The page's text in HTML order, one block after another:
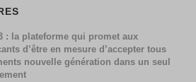
: la plateforme qui promet aux
d’être en mesure d’accepter tous
nouvelle génération dans un seul